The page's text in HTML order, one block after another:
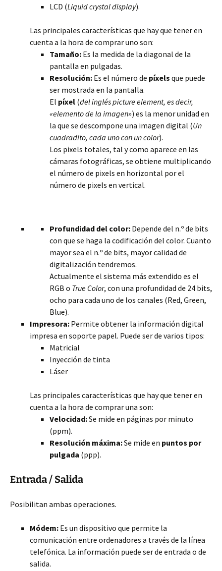
LCD (Liquid crystal display).
Las principales características que hay que tener en
cuenta a la hora de comprar uno son:
Tamaño: Es la medida de la diagonal de la
pantalla en pulgadas.
Resolución: Es el número de píxels que puede
ser mostrada en la pantalla.
El píxel (del inglés picture element, es decir,
«elemento de la imagen») es la menor unidad en
la que se descompone una imagen digital (Un
cuadradito, cada uno con un color).
Los pixels totales, tal y como aparece en las
cámaras fotográficas, se obtiene multiplicando
el número de pixels en horizontal por el
número de pixels en vertical.
Profundidad del color: Depende del n.º de bits
con que se haga la codificación del color. Cuanto
mayor sea el n.º de bits, mayor calidad de
digitalización tendremos.
Actualmente el sistema más extendido es el
RGB o True Color, con una profundidad de 24 bits,
ocho para cada uno de los canales (Red, Green,
Blue).
Impresora: Permite obtener la información digital
impresa en soporte papel. Puede ser de varios tipos:
Matricial
Inyección de tinta
Láser
Las principales características que hay que tener en
cuenta a la hora de comprar una son:
Velocidad:Se mide en páginas por minuto
(ppm).
Resolución máxima:Se mide en puntos por
pulgada (ppp).
Entrada / Salida
Posibilitan ambas operaciones.
Módem: Es un dispositivo que permite la
comunicación entre ordenadores a través de la línea
telefónica. La información puede ser de entrada o de
salida.